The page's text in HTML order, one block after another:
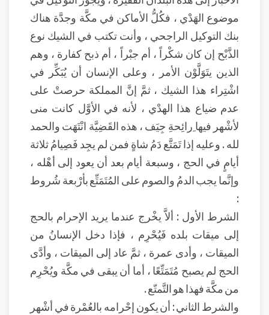
موضوع الهَدْي ، فكُلُّ الأماكن في مكَّة وجدَّة هناك
بنك التوكيل الراجحي ، وأنت تكتب في الشيك نوع
الذَّبْح إن كان شكْراً ، أم جبْراً ، أم ذبح كفارة ، وهم
الذين يتَوَلَّوْن الأمر ، وعلى الإنسان أن يُبَكِّر في
اشْتِراء هذا الشيك ، ثمَّ إنَّ المملكة حرصتْ على
عدم ضياع هذا الهدْي ، لأنه في الأوَّل كانت منى
لأشْهر فيها ِرائِحةِ جِيَف ، هذه القَضِيَّة انْتَهَت والحمد
لله . وعليه إذا تَمَتَّع دَمُ شاةٍ فمن لم يجِد فَصِيامُ ثلاثة
أيامٍ في الحج ، وسبعة أيام بعد أن يعود إلى أهْله ،
وإنَّما يجب الدمُ والصوم على المُتَمَتِّع بأرْبعة شُروط
:
الشرط الأول : ألاَّ يخْرج عندما يريد الإحرام بالحج
إلى ميقات بلده فَيُحْرِم ، فإذا دخل الإنسانُ من
الميقات ، وأدى عمرة ، ثمَّ عاد إلى الميقات ، وأدَّى
الحج لم يصبح مُتَمَتِّعًا ، أما أن يبقى في مكَّة ويُحْرِم
من مكَّة فهذا هو التَّمتّع .
والشرط الثاني : أن يكون إحْرامه بالعُمْرة في أشْهر